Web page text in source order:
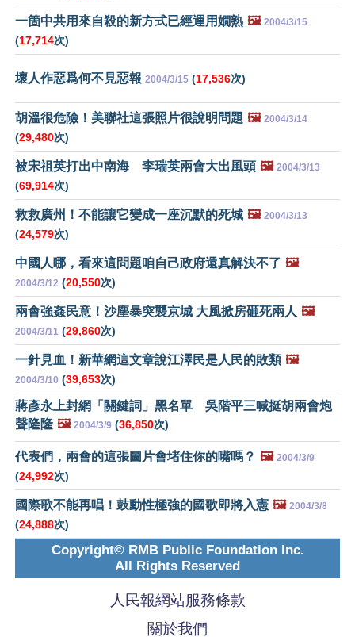
一箇中共用來自殺的新方式已經運用嫺熟 🖼️ 2004/3/15
(17,714次)
壞人作惡爲何不見惡報 2004/3/15 (17,536次)
胡溫很危險！美聯社這張照片很說明問題 🖼️ 2004/3/14
(29,480次)
被宋祖英打出中南海 李瑞英兩會大出風頭 🖼️ 2004/3/13
(69,914次)
救救廣州！不能讓它變成一座沉默的死城 🖼️ 2004/3/13
(24,579次)
中國人哪，看來這問題咱自己政府還真解決不了 🖼️
2004/3/12 (20,550次)
兩會強姦民意！沙塵暴突襲京城 大風掀房砸死兩人 🖼️
2004/3/11 (29,860次)
一針見血！新華網這文章說江澤民是人民的敗類 🖼️
2004/3/10 (39,653次)
蔣彥永上封網「關鍵詞」黑名單 吳階平三喊挺胡兩會炮
聲隆隆 🖼️ 2004/3/9 (36,850次)
代表們，兩會的這張圖片會堵住你的嘴嗎？ 🖼️ 2004/3/9
(24,992次)
國際歌不能再唱！鼓動性極強的國歌即將入憲 🖼️ 2004/3/8
(24,888次)
Copyright© RMB Public Foundation Inc.
All Rights Reserved
人民報網站服務條款
關於我們